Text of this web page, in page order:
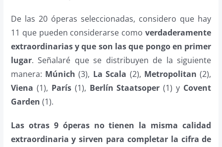
De las 20 óperas seleccionadas, considero que hay
11 que pueden considerarse comoverdaderamente
extraordinarias y que son las que pongo en primer
lugar. Señalaré que se distribuyen de la siguiente
manera: Múnich (3), La Scala (2), Metropolitan (2),
Viena (1), París(1), Berlín Staatsoper (1) y Covent
Garden (1).
Las otras 9 óperas no tienen la misma calidad
extraordinaria y sirven para completar la cifra de